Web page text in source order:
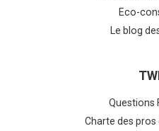
Eco-
Le blog
Questions
Charte des